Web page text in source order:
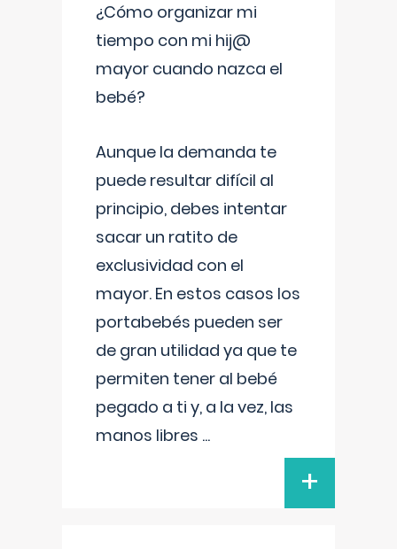
¿Cómo organizar mi
tiempo con mi hij@
mayor cuando nazca el
bebé?
Aunque la demanda te
puede resultar difícil al
principio, debes intentar
sacar un ratito de
exclusividad con el
mayor. En estos casos los
portabebés pueden ser
de gran utilidad ya que te
permiten tener al bebé
pegado a ti y, a la vez, las
manos libres ...
+